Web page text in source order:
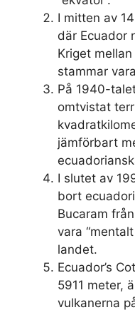
I mitten av
där Ecuador
Kriget
stammar
På 1940-
omtvistat
jämförbart
I slutet av
bort
Bucaram
vara
landet.
Ecuador’s
5911 meter,
vulkanerna